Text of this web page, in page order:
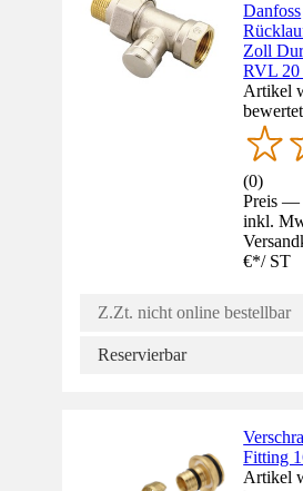
Danfoss
Zoll
RVL 20
Artikel
(0)
Preis —
inkl.
€*/ ST
Z.Zt. nicht online bestellbar
Reservierbar
Fitting
Artikel